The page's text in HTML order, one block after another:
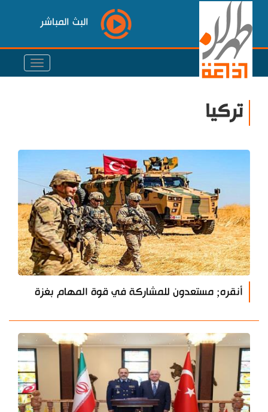
البث المباشر
تركيا
أنقره; مستعدون للمشاركة في قوة المهام بغزة